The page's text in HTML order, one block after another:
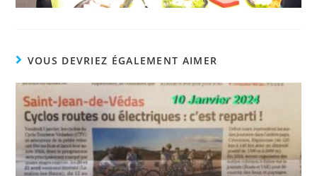
VOUS DEVRIEZ ÉGALEMENT AIMER